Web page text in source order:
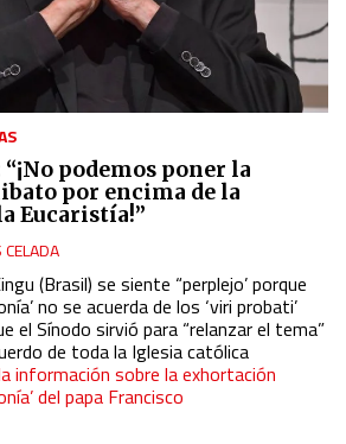
podemos poner la
por encima de la
Eucaristía!”
CELADA
(Brasil) se siente “perplejo’ porque
no se acuerda de los ‘viri probati’
el Sínodo sirvió para “relanzar el tema”
de toda la Iglesia católica
información sobre la exhortación
del papa Francisco